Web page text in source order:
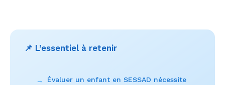
📌 L’essentiel à retenir
→
Évaluer un enfant en SESSAD nécessite